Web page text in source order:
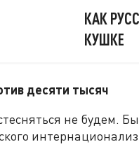
КАК
КУШКЕ
десяти тысяч
не будем.